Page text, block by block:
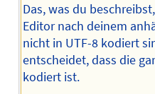
Das, was du
Editor nach deinem
nicht in UTF-8 kodiert
entscheidet, dass die
kodiert ist.